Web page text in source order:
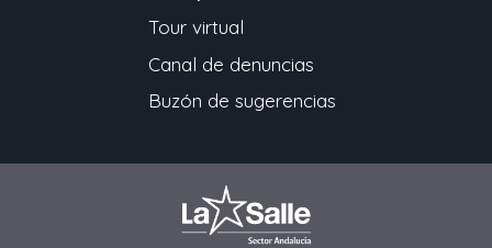
Tour virtual
Canal de denuncias
Buzón de sugerencias